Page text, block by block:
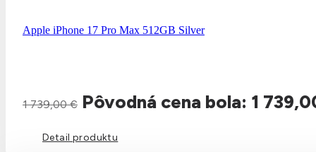
Apple iPhone 17 Pro Max 512GB Silver
1 739,00€ Pôvodná cena bola: 1
Detail produktu